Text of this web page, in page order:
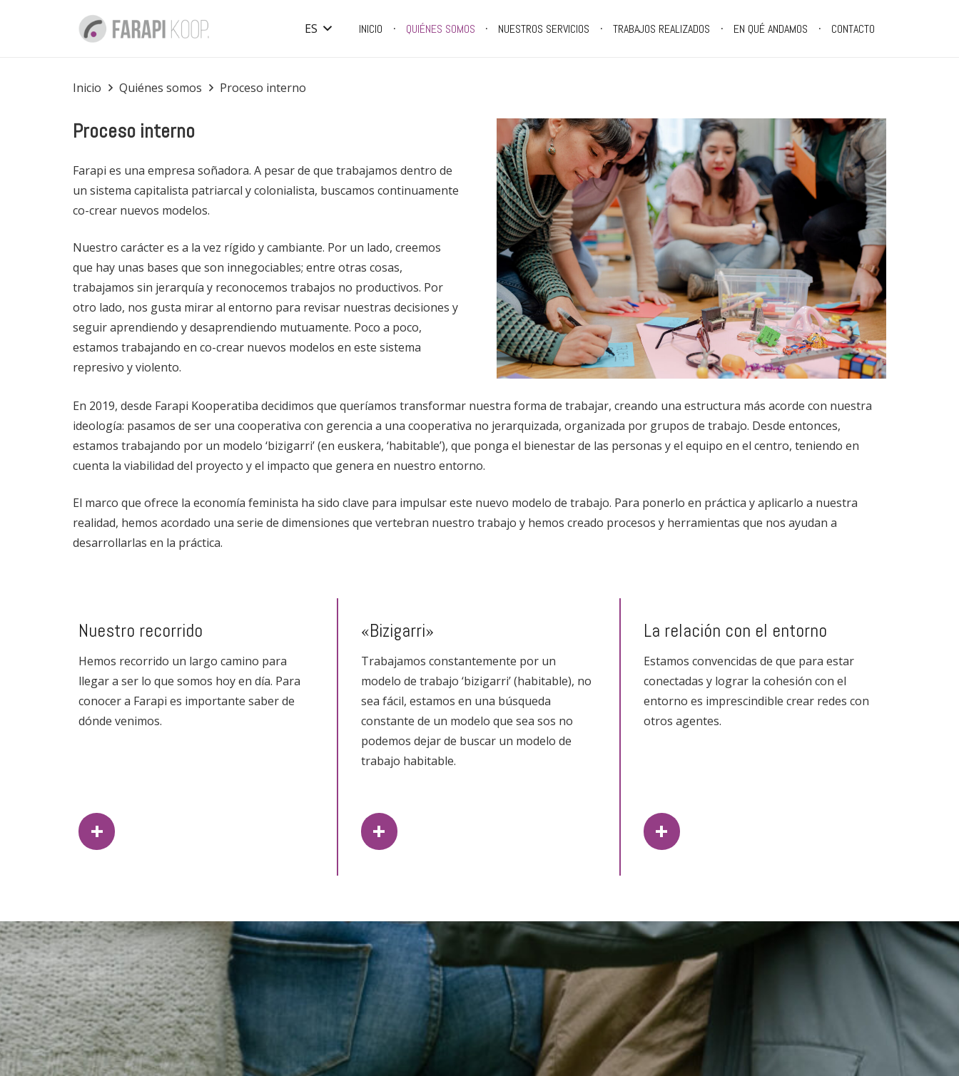
ES INICIO QUIÉNES SOMOS NUESTROS SERVICIOS TRABAJOS REALIZADOS EN QUÉ ANDAMOS CONTACTO
Inicio Quiénes somos Proceso interno
Proceso interno
Farapi es una empresa soñadora. A pesar de que trabajamos dentro de
un sistema capitalista patriarcal y colonialista, buscamos continuamente
co-crear nuevos modelos.
Nuestro carácter es a la vez rígido y cambiante. Por un lado, creemos
que hay unas bases que son innegociables; entre otras cosas,
trabajamos sin jerarquía y reconocemos trabajos no productivos. Por
otro lado, nos gusta mirar al entorno para revisar nuestras decisiones y
seguir aprendiendo y desaprendiendo mutuamente. Poco a poco,
estamos trabajando en co-crear nuevos modelos en este sistema
represivo y violento.
En 2019, desde Farapi Kooperatiba decidimos que queríamos transformar nuestra forma de trabajar, creando una estructura más acorde con nuestra
ideología: pasamos de ser una cooperativa con gerencia a una cooperativa no jerarquizada, organizada por grupos de trabajo. Desde entonces,
estamos trabajando por un modelo ‘bizigarri’ (en euskera, ‘habitable’), que ponga el bienestar de las personas y el equipo en el centro, teniendo en
cuenta la viabilidad del proyecto y el impacto que genera en nuestro entorno.
El marco que ofrece la economía feminista ha sido clave para impulsar este nuevo modelo de trabajo. Para ponerlo en práctica y aplicarlo a nuestra
realidad, hemos acordado una serie de dimensiones que vertebran nuestro trabajo y hemos creado procesos y herramientas que nos ayudan a
desarrollarlas en la práctica.
Nuestro recorrido
Hemos recorrido un largo camino para
llegar a ser lo que somos hoy en día. Para
conocer a Farapi es importante saber de
dónde venimos.
+
«Bizigarri»
Trabajamos constantemente por un
modelo de trabajo ‘bizigarri’ (habitable), no
sea fácil, estamos en una búsqueda
constante de un modelo que sea sos no
podemos dejar de buscar un modelo de
trabajo habitable.
+
La relación con el entorno
Estamos convencidas de que para estar
conectadas y lograr la cohesión con el
entorno es imprescindible crear redes con
otros agentes.
+